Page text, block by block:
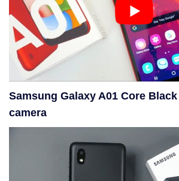
Samsung Galaxy A01 Core
camera